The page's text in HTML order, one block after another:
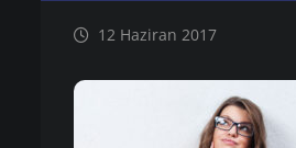
12 Haziran 2017